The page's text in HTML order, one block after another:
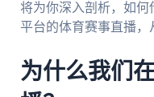
将为你深入剖析，如
平台的体育赛事直播，
为什么我们